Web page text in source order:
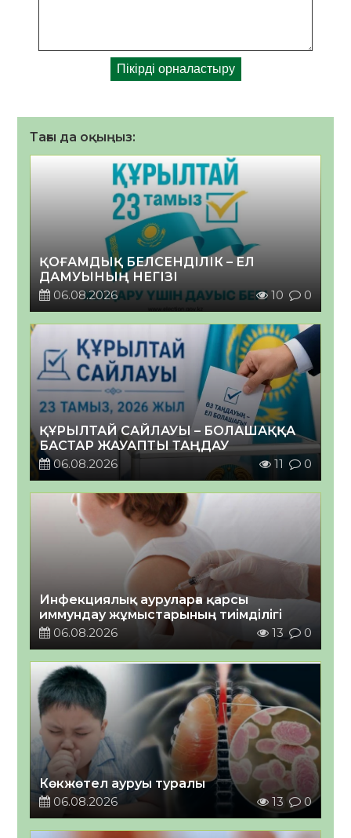
Тағы да оқыңыз:
ҚОҒАМДЫҚ БЕЛСЕНДІЛІК – ЕЛ
ДАМУЫНЫҢ НЕГІЗІ
06.08.2026
10 0
ҚҰРЫЛТАЙ САЙЛАУЫ – БОЛАШАҚҚА
БАСТАР ЖАУАПТЫ ТАҢДАУ
06.08.2026
11 0
Инфекциялық ауруларға қарсы
иммундау жұмыстарының тиімділігі
06.08.2026
13 0
Көкжөтел ауруы туралы
06.08.2026
13 0